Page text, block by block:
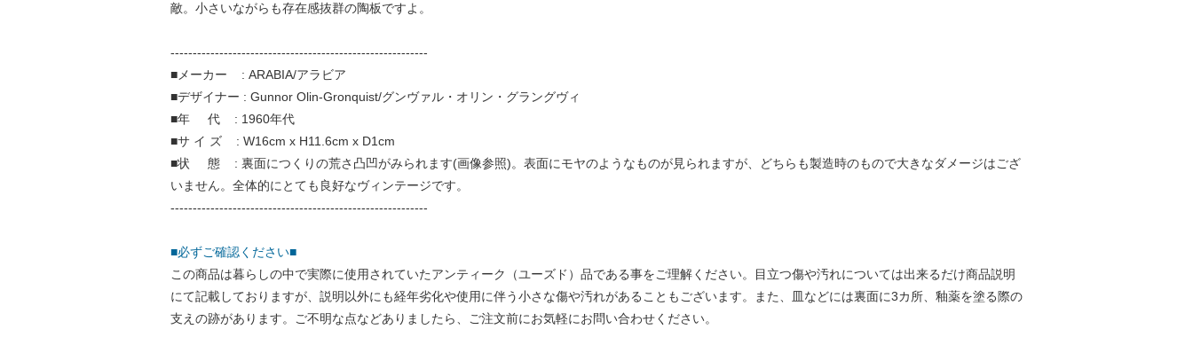
敵。小さいながらも存在感抜群の陶板ですよ。
----------------------------------------------------------
■メーカー : ARABIA/アラビア
■デザイナー : Gunnor Olin-Gronquist/グンヴァル・オリン・グラングヴィ
■年 代 : 1960年代
■サ イ ズ : W16cm x H11.6cm x D1cm
■状 態 : 裏面につくりの荒さ凸凹がみられます(画像参照)。表面にモヤのようなものが見られますが、どちらも製造時のもので大きなダメージはござ
いません。全体的にとても良好なヴィンテージです。
----------------------------------------------------------
■必ずご確認ください■
この商品は暮らしの中で実際に使用されていたアンティーク（ユーズド）品である事をご理解ください。目立つ傷や汚れについては出来るだけ商品説明
にて記載しておりますが、説明以外にも経年劣化や使用に伴う小さな傷や汚れがあることもございます。また、皿などには裏面に3カ所、釉薬を塗る際の
支えの跡があります。ご不明な点などありましたら、ご注文前にお気軽にお問い合わせください。